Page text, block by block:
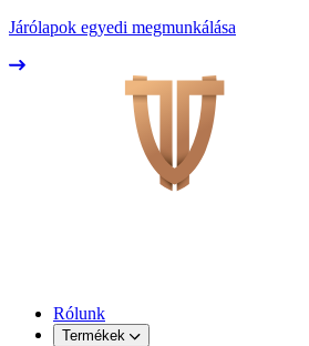
Járólapok egyedi megmunkálása
Rólunk
Termékek